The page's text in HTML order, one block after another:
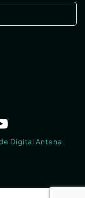
Digital Antena